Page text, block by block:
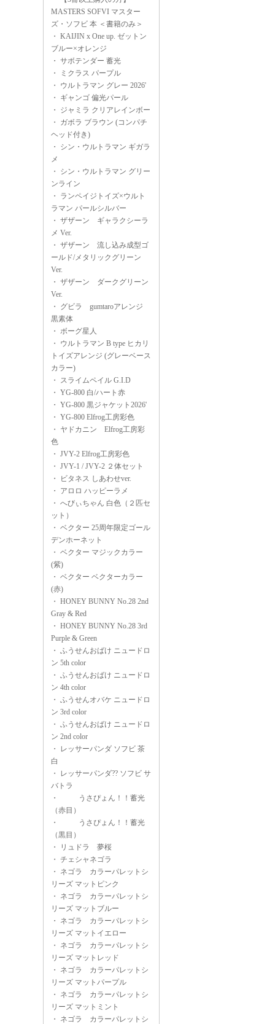
MASTERS SOFVI マスター
ズ・ソフビ 本 ＜書籍のみ＞
・ KAIJIN x One up. ゼットン
ブルー×オレンジ
・ サボテンダー 蓄光
・
ミクラス パープル
・ ウルトラマン グレー 2026'
・ ギャンゴ 偏光パール
・ ジャミラ クリアレインボー
・ ガボラ ブラウン (コンパチ
ヘッド付き)
・ シン・ウルトラマン ギガラ
メ
・ シン・ウルトラマン グリー
ンライン
・ ランペイジトイズ×ウルト
ラマン パールシルバー
・ ザザーン ギャラクシーラ
メ Ver.
・ ザザーン 流し込み成型ゴ
ールド/メタリックグリーン
Ver.
・ ザザーン ダークグリーン
Ver.
・ グビラ gumtaroアレンジ
黒素体
・ ボーグ星人
・ ウルトラマン B type ヒカリ
トイズアレンジ (グレーベース
カラー)
・ スライムペイル G.I.D
・ YG-800 白/ハート赤
・ YG-800 黒ジャケット2026'
・ YG-800 Elfrog工房彩色
・ ヤドカニン Elfrog工房彩
色
・ JVY-2 Elfrog工房彩色
・ JVY-1 / JVY-2 ２体セット
・
ビタネス しあわせver.
・ アロロ ハッピーラメ
・ へびぃちゃん 白色（２匹セ
ット）
・ ベクター 25周年限定ゴール
デンホーネット
・ ベクター マジックカラー
(紫)
・ ベクター ベクターカラー
(赤)
・ HONEY BUNNY No.28 2nd
Gray & Red
・ HONEY BUNNY No.28 3rd
Purple & Green
・ ふうせんおばけ ニュードロ
ン 5th color
・ ふうせんおばけ ニュードロ
ン 4th color
・ ふうせんオバケ ニュードロ
ン 3rd color
・ ふうせんおばけ ニュードロ
ン 2nd color
・
レッサーパンダ ソフビ 茶
白
・
レッサーパンダ?? ソフビ サ
バトラ
・
うさぴょん！！蓄光
（赤目）
・
うさぴょん！！蓄光
（黒目）
・
リュドラ 夢桜
・ チェシャネゴラ
・ ネゴラ カラーパレットシ
リーズ マットピンク
・ ネゴラ カラーパレットシ
リーズ マットブルー
・ ネゴラ カラーパレットシ
リーズ マットイエロー
・ ネゴラ カラーパレットシ
リーズ マットレッド
・ ネゴラ カラーパレットシ
リーズ マットパープル
・ ネゴラ カラーパレットシ
リーズ マットミント
・ ネゴラ カラーパレットシ